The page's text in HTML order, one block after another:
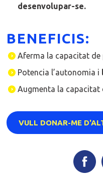
desenvolupar-se.
BENEFICIS:
Aferma la capacitat de
Potencia l’autonomia i
Augmenta la capacitat
VULL DONAR-ME